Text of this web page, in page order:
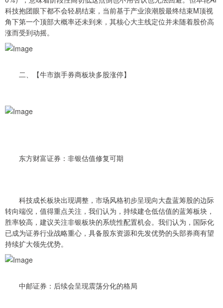
科技抱团眼下都不会轻易结束，当前基于产业浪潮股最终结束M顶视
角下第一个顶部大概率还未到来，其核心大主线定位并未随着股价高
涨而受到动摇。
二、【牛市旗手券商板块多股涨停】
东方财富证券：非银估值修复可期
科技成长板块出现调整，市场风格初步呈现向大盘蓝筹股的边际
转向端倪，值得重点关注，我们认为，持续建仓低估值的蓝筹板块，
胜率较高，建议关注非银板块的系统性配置机会。我们认为，国际化
已成为证券行业战略重心，具备股东资源和先发优势的头部券商有望
持续扩大领先优势。
中邮证券：后续会呈现震荡分化的格局